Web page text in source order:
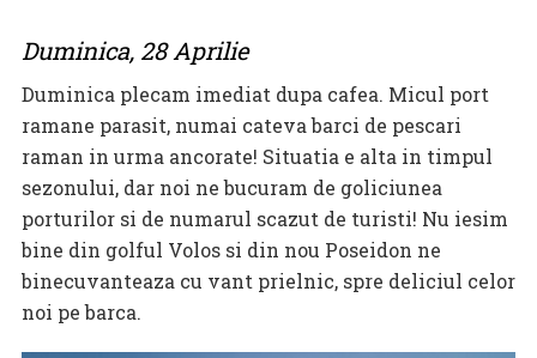
Duminica, 28 Aprilie
Duminica plecam imediat dupa cafea. Micul port
ramane parasit, numai cateva barci de pescari
raman in urma ancorate! Situatia e alta in timpul
sezonului, dar noi ne bucuram de goliciunea
porturilor si de numarul scazut de turisti! Nu iesim
bine din golful Volos si din nou Poseidon ne
binecuvanteaza cu vant prielnic, spre deliciul celor
noi pe barca.